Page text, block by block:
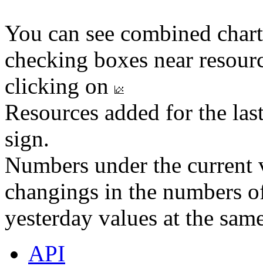
You can see combined
checking boxes near
clicking on
Resources added for the
sign.
Numbers under the
changings in the numbers
yesterday values at the
API